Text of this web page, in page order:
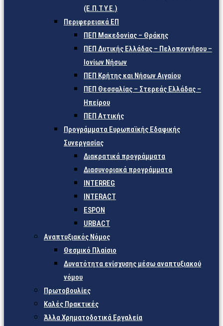
(Ε.Π.Τ.Υ.Ε.)
Περιφερειακά ΕΠ
ΠΕΠ Μακεδονίας – Θράκης
ΠΕΠ Δυτικής Ελλάδας – Πελοποννήσου –
Ιονίων Νήσων
ΠΕΠ Κρήτης και Νήσων Αιγαίου
ΠΕΠ Θεσσαλίας – Στερεάς Ελλάδας –
Ηπείρου
ΠΕΠ Αττικής
Προγράμματα Ευρωπαϊκής Εδαφικής
Συνεργασίας
Διακρατικά προγράμματα
Διασυνοριακά προγράμματα
INTERREG
INTERACT
ESPON
URBACT
Αναπτυξιακός Νόμος
Θεσμικό Πλαίσιο
Δυνατότητα ενίσχυσης μέσω αναπτυξιακού
νόμου
Πρωτοβουλίες
Καλές Πρακτικές
Άλλα Χρηματοδοτικά Εργαλεία